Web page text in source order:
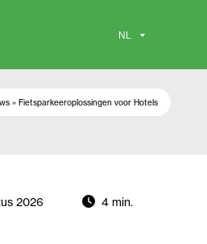
» Fietsparkeeroplossingen voor Hotels
2026 4 min.